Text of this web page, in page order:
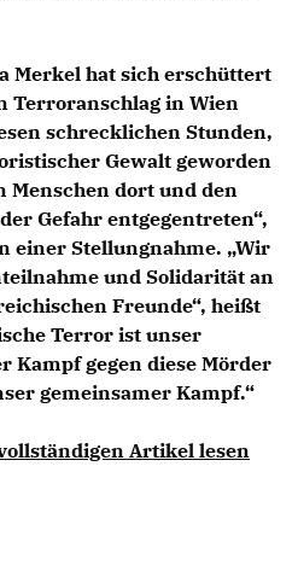
Merkel hat sich erschüttert
Terroranschlag in Wien
schrecklichen Stunden,
Gewalt geworden
Menschen dort und den
Gefahr entgegentreten“,
einer Stellungnahme. „Wir
und Solidarität an
Freunde“, heißt
Terror ist unser
Kampf gegen diese Mörder
gemeinsamer Kampf.“
Artikel lesen